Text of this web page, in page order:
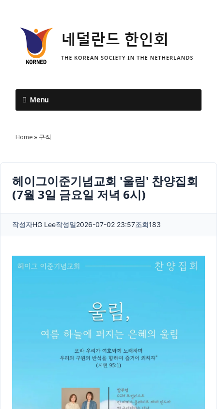
Menu
Home » 구직
헤이그이준기념교회 '울림' 찬양집회
(7월 3일 금요일 저녁 6시)
작성자HG Lee작성일2026-07-02 23:57조회183